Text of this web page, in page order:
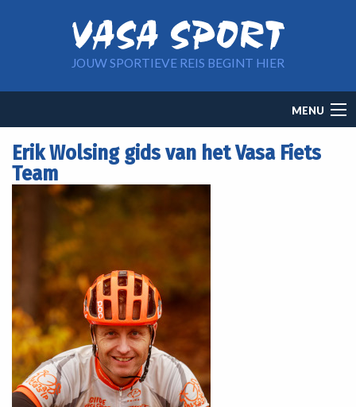
JOUW SPORTIEVE REIS BEGINT HIER
navigation
MENU
Erik Wolsing gids van het Vasa Fiets
Team